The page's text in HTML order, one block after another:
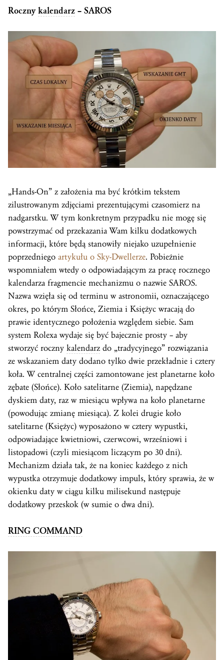
Rocznykalendarz – SAROS
„Hands-On” z założenia ma być krótkim tekstem
zilustrowanym zdjęciami prezentującymi czasomierz na
nadgarstku. W tym konkretnym przypadku nie mogę się
powstrzymać od przekazania Wam kilku dodatkowych
informacji, które będą stanowiły niejako uzupełnienie
poprzedniego artykułu o Sky-Dwellerze. Pobieżnie
wspomniałem wtedy o odpowiadającym za pracę rocznego
kalendarza fragmencie mechanizmu o nazwie SAROS.
Nazwa wzięła się od terminu w astronomii, oznaczającego
okres, po którym Słońce, Ziemia i Księżyc wracają do
prawie identycznego położenia względem siebie. Sam
system Rolexa wydaje się być bajecznie prosty – aby
stworzyć roczny kalendarz do „tradycyjnego” rozwiązania
ze wskazaniem daty dodano tylko dwie przekładnie i cztery
koła. W centralnej części zamontowane jest planetarne koło
zębate (Słońce). Koło satelitarne (Ziemia), napędzane
dyskiem daty, raz w miesiącu wpływa na koło planetarne
(powodując zmianę miesiąca). Z kolei drugie koło
satelitarne (Księżyc) wyposażono w cztery wypustki,
odpowiadające kwietniowi, czerwcowi, wrześniowi i
listopadowi (czyli miesiącom liczącym po 30 dni).
Mechanizm działa tak, że na koniec każdego z nich
wypustka otrzymuje dodatkowy impuls, który sprawia, że w
okienku daty w ciągu kilku milisekund następuje
dodatkowy przeskok (w sumie o dwa dni).
RING COMMAND